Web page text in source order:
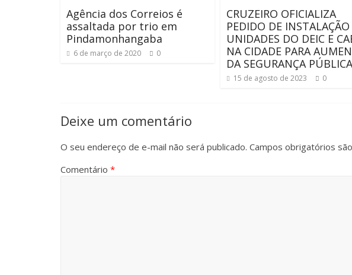
Agência dos Correios é
assaltada por trio em
Pindamonhangaba
6 de março de 2020 0
CRUZEIRO OFICIALIZA
PEDIDO DE
UNIDADES DO DEIC E
NA CIDADE PARA
DA SEGURANÇA PÚBLICA
15 de agosto de 2023 0
Deixe um comentário
O seu endereço de e-mail não será publicado. Campos obrigatórios
Comentário *